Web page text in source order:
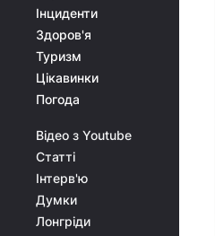
Інциденти
Здоров'я
Туризм
Цікавинки
Погода
Відео з Youtube
Статті
Інтерв'ю
Думки
Лонгріди